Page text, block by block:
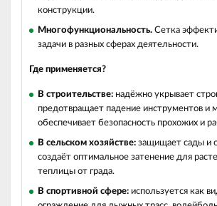
конструкции.
Многофункциональность. Сетка
задачи в разных сферах деятельности.
Где применяется?
В строительстве: надёжно укрывает
предотвращает падение инструментов и
обеспечивает безопасность прохожих и
В сельском хозяйстве: защищает сады и
создаёт оптимальное затенение для
теплицы от града.
В спортивной сфере: используется как